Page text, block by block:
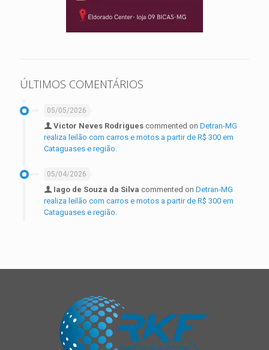
ÚLTIMOS COMENTÁRIOS
05/05/2026
Victor Neves Rodrigues commented on Detran-MG
realiza leilão com carros e motos a partir de R$ 300 em
Cataguases e região.
05/04/2026
Iago de Souza da Silva commented on Detran-MG
realiza leilão com carros e motos a partir de R$ 300 em
Cataguases e região.